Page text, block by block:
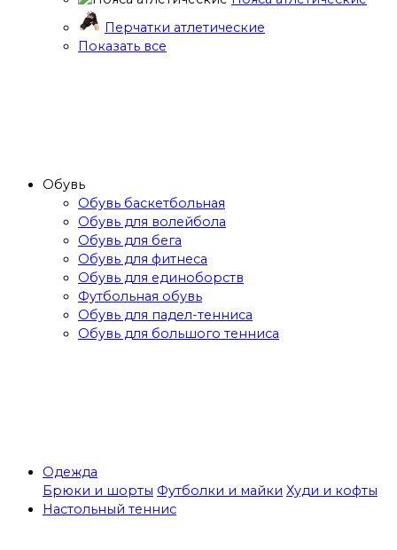
Перчатки атлетические
Показать все
Обувь
Обувь баскетбольная
Обувь для волейбола
Обувь для бега
Обувь для фитнеса
Обувь для единоборств
Футбольная обувь
Обувь для падел-тенниса
Обувь для большого тенниса
Одежда
Брюки и шорты Футболки и майки Худи и кофты
Настольный теннис